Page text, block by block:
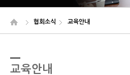
협회소식 교육안내
교육안내